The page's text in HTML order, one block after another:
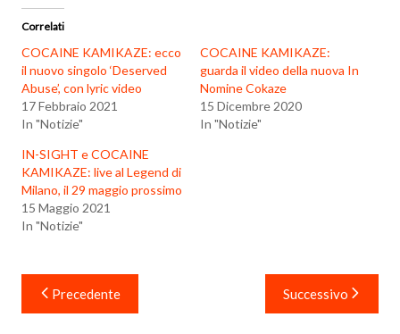
Correlati
COCAINE KAMIKAZE: ecco
il nuovo singolo ‘Deserved
Abuse’, con lyric video
17 Febbraio 2021
In "Notizie"
COCAINE KAMIKAZE:
guarda il video della nuova In
Nomine Cokaze
15 Dicembre 2020
In "Notizie"
IN-SIGHT e COCAINE
KAMIKAZE: live al Legend di
Milano, il 29 maggio prossimo
15 Maggio 2021
In "Notizie"
Navigazione
articoli
Precedente Successivo